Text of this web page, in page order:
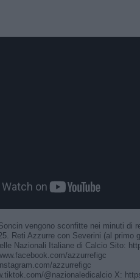
vengono sconfitte nei minuti di
Reti Azzurre con Severini (al
Nazionali Italiane di Calcio Sito:
azzurrefigc​​
azzurrefigc​
@nazionaledicalcio X: